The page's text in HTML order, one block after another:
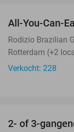
All-You-Can-
Rodizio Brazilian
Rotterdam (+2
Verkocht: 228
2- of 3-